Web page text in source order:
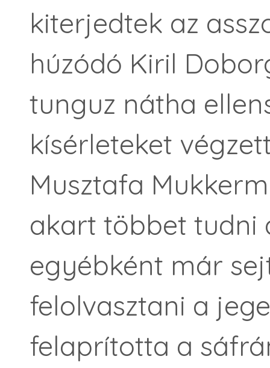
kiterjedtek az
húzódó Kiril
tunguz nátha
kísérleteket
Musztafa
akart többet tudni
egyébként már
felolvasztani a
felaprította a